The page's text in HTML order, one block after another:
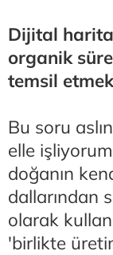
Dijital
organik
temsil
Bu soru
elle
doğanın
dallarından
olarak
'birlikte